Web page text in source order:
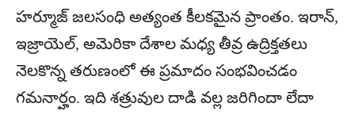
హర్మూజ్ జలసంధి అత్యంత కీలకమైన ప్రాంతం. ఇరాన్,
ఇజ్రాయెల్, అమెరికా దేశాల మధ్య తీవ్ర ఉద్రిక్తతలు
నెలకొన్న తరుణంలో ఈ ప్రమాదం సంభవించడం
గమనార్హం. ఇది శత్రువుల దాడి వల్ల జరిగిందా లేదా